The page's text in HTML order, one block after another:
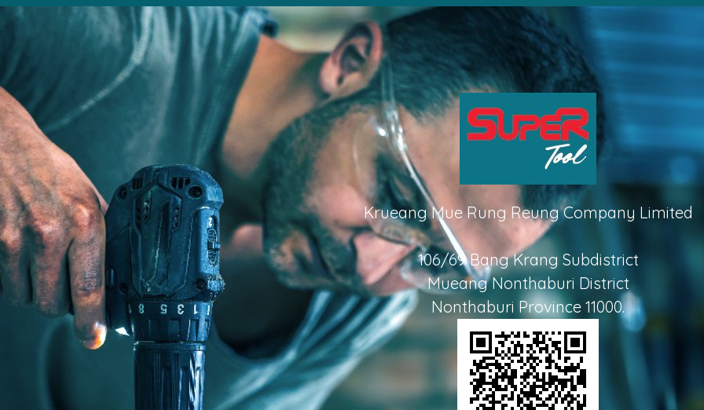
Krueang Mue Rung Reung Company Limited
106/69 Bang Krang Subdistrict
Mueang Nonthaburi District
Nonthaburi Province 11000.